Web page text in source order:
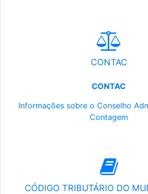
CONTAC
CONTAC
Informações sobre o Conselho
Contagem
CÓDIGO TRIBUTÁRIO DO